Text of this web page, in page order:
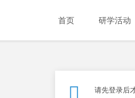
首页 研学活动
请先登录后